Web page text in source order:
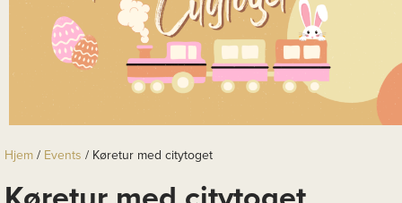
Hjem / Events / Køretur med citytoget